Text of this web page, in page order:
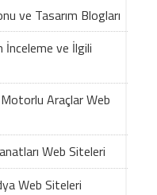
ve Tasarım Blogları
İnceleme ve İlgili
Araçlar Web
Web Siteleri
Web Siteleri